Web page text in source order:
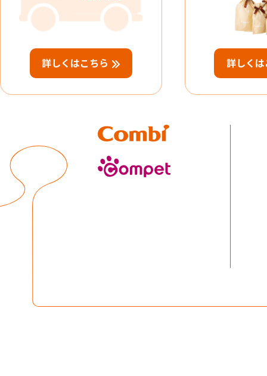
詳しくはこちら 詳しくは
Combi